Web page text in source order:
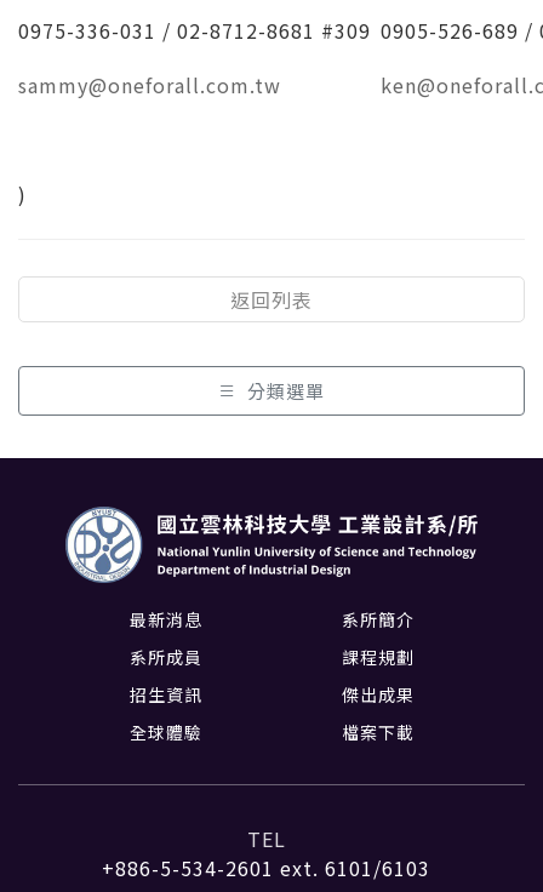
分類選單
0975-336-031 / 02-8712-8681 #309
sammy@oneforall.com.tw
0905-526-689 /
)
返回列表
最新消息
系所簡介
系所成員
課程規劃
招生資訊
傑出成果
全球體驗
檔案下載
TEL
+886-5-534-2601 ext. 6101/6103